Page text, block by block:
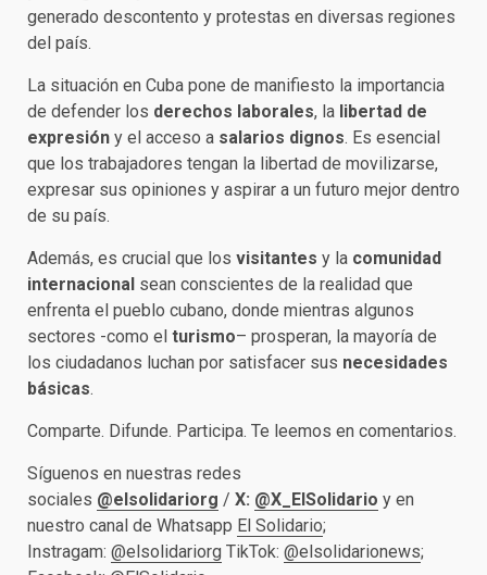
generado descontento y protestas en diversas regiones
del país.
La situación en Cuba pone de manifiesto la importancia
de defender los derechos laborales, la libertad de
expresión y el acceso a salarios dignos. Es esencial
que los trabajadores tengan la libertad de movilizarse,
expresar sus opiniones y aspirar a un futuro mejor dentro
de su país.
Además, es crucial que los visitantes y la comunidad
internacional sean conscientes de la realidad que
enfrenta el pueblo cubano, donde mientras algunos
sectores -como el turismo– prosperan, la mayoría de
los ciudadanos luchan por satisfacer sus necesidades
básicas.
Comparte. Difunde. Participa. Te leemos en comentarios.
Síguenos en nuestras redes
sociales @elsolidariorg / X: @X_ElSolidario y en
nuestro canal de Whatsapp El Solidario;
Instragam: @elsolidariorg TikTok: @elsolidarionews;